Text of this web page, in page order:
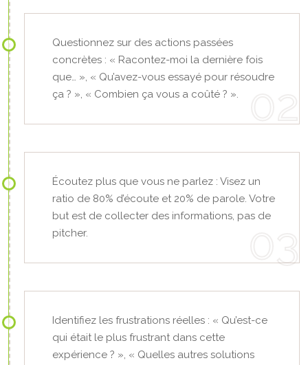
Questionnez sur des actions passées
concrètes : « Racontez-moi la dernière fois
que… », « Qu’avez-vous essayé pour résoudre
ça ? », « Combien ça vous a coûté ? ».
Écoutez plus que vous ne parlez : Visez un
ratio de 80% d’écoute et 20% de parole. Votre
but est de collecter des informations, pas de
pitcher.
Identifiez les frustrations réelles : « Qu’est-ce
qui était le plus frustrant dans cette
expérience ? », « Quelles autres solutions